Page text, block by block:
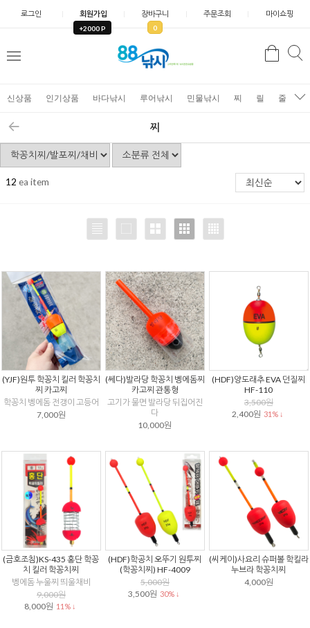
로그인 회원가입
+2000 P
장바구니
0
주문조회 마이쇼핑
검
신상품 인기상품 바다낚시 루어낚시 민물낚시 찌 릴 줄
찌
12 ea item
(YJF)원투 학꽁치 킬러 학꽁치
찌 카고찌
학꽁치 벵에돔 전갱이 고등어
7,000원
(쎄다)발라당 학꽁치 벵에돔찌
카고찌 관통형
고기가 물면 발라당 뒤집어진
다
10,000원
(HDF)양도래추 EVA 던질찌
HF-110
3,500원
2,400원 31% ↓
(금호조침)KS-435 홍단 학꽁
치 킬러 학꽁치찌
벵에돔 누울찌 띄울채비
9,000원
8,000원 11% ↓
(HDF)학공치 오뚜기 원투찌
(학꽁치찌) HF-4009
5,000원
3,500원 30% ↓
(씨케이)사요리 슈퍼볼 학킬라
누브라 학꽁치찌
4,000원